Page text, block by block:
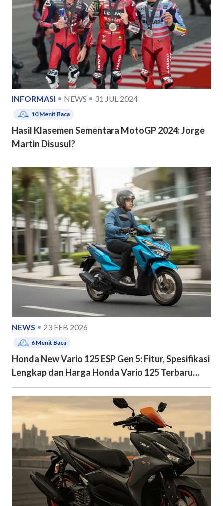
INFORMASI NEWS 31 JUL 2024
10Menit Baca
Hasil Klasemen Sementara MotoGP 2024: Jorge
Martin Disusul?
NEWS 23 FEB 2026
6 Menit Baca
Honda New Vario 125 ESP Gen 5: Fitur, Spesifikasi
Lengkap dan Harga Honda Vario 125 Terbaru
2026